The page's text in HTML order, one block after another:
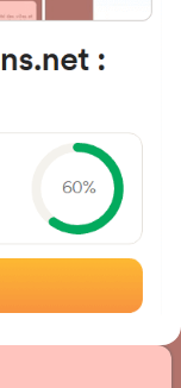
Navarra
et avis